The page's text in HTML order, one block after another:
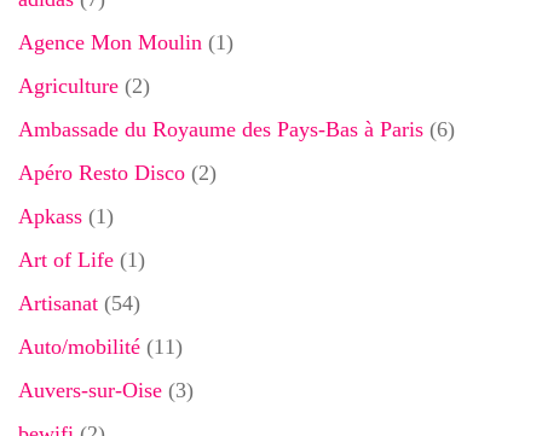
Agence Mon Moulin (1)
Agriculture (2)
Ambassade du Royaume des Pays-Bas à Paris (6)
Apéro Resto Disco (2)
Apkass (1)
Art of Life (1)
Artisanat (54)
Auto/mobilité (11)
Auvers-sur-Oise (3)